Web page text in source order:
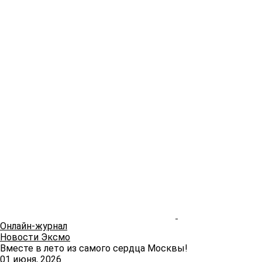
Онлайн-журнал
Новости Эксмо
Вместе в лето из самого сердца Москвы!
01 июня, 2026